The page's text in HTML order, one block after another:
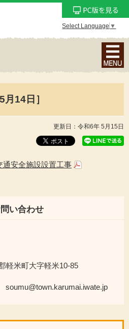
Select Language ▼
ナ
ビ
ン
メ
14日］
更新日：令和6年 5月15日
通安全施設設置工事
い合わせ
軽米町大字軽米10-85